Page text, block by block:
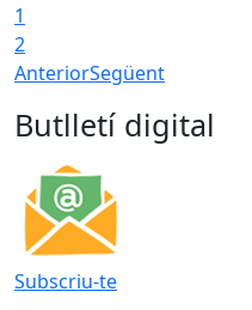
1
2
AnteriorSegüent
Butlletí digital
Subscriu-te